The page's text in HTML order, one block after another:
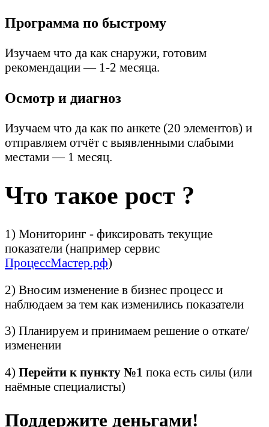
Программа по быстрому
Изучаем что да как снаружи, готовим
рекомендации — 1-2 месяца.
Осмотр и диагноз
Изучаем что да как по анкете (20 элементов) и
отправляем отчёт с выявленными слабыми
местами — 1 месяц.
Что такое рост ?
1) Мониторинг - фиксировать текущие
показатели (например сервис
ПроцессМастер.рф)
2) Вносим изменение в бизнес процесс и
наблюдаем за тем как изменились показатели
3) Планируем и принимаем решение о откате/
изменении
4) Перейти к пункту №1 пока есть силы (или
наёмные специалисты)
Поддержите деньгами!